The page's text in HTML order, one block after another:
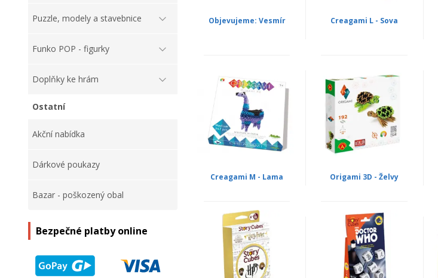
Puzzle, modely a stavebnice
Funko POP - figurky
Doplňky ke hrám
Ostatní
Akční nabídka
Dárkové poukazy
Bazar - poškozený obal
Bezpečné platby online
Objevujeme: Vesmír Creagami L - Sova
Creagami M - Lama Origami 3D - Želvy